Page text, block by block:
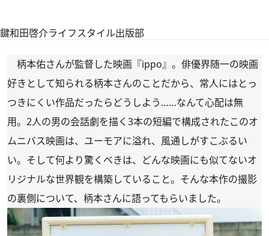
鍵和田啓介ライフスタイル出版部
柄本佑さんが監督した映画『ippo』。俳優界随一の映画
好きとして知られる柄本さんのことだから、常人にはとっ
つきにくい作品だったらどうしよう……なんて心配は無
用。2人の男の会話劇を描く3本の短編で構成されたこのオ
ムニバス映画は、ユーモアに溢れ、風通しがすこぶるい
い。そして何より驚くべきは、どんな映画にも似てないオ
リジナルな世界観を構築していること。そんな本作の撮影
の裏側について、柄本さんに語ってもらいました。